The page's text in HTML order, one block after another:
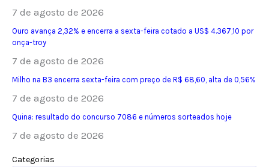
7 de agosto de 2026
Ouro avança 2,32% e encerra a sexta-feira cotado a US$ 4.367,10 por
onça-troy
7 de agosto de 2026
Milho na B3 encerra sexta-feira com preço de R$ 68,60, alta de 0,56%
7 de agosto de 2026
Quina: resultado do concurso 7086 e números sorteados hoje
7 de agosto de 2026
Categorias